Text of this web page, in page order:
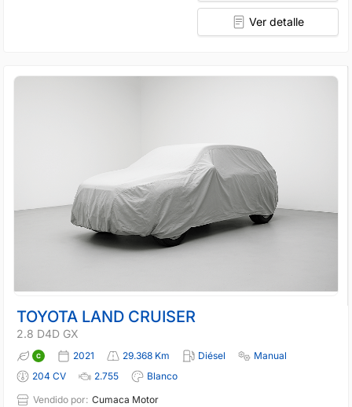
Ver detalle
TOYOTA LAND CRUISER
2.8 D4D GX
2021 29.368 Km Diésel
Manual
204 CV
2.755
Blanco
Vendido por: Cumaca Motor